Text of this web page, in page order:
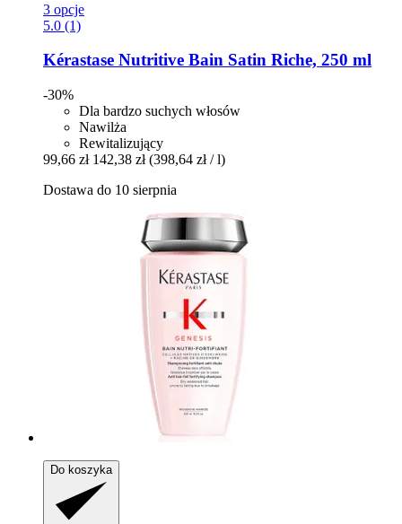
3 opcje
5.0 (1)
Kérastase Nutritive Bain Satin Riche, 250 ml
-30%
Dla bardzo suchych włosów
Nawilża
Rewitalizujący
99,66 zł 142,38 zł (398,64 zł / l)
Dostawa do 10 sierpnia
Do koszyka